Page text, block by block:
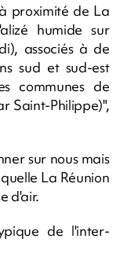
proximité de La
humide sur
associés à de
sud et sud-est
communes de
Saint-Philippe)",
sur nous mais
La Réunion
d'air.
de l'inter-